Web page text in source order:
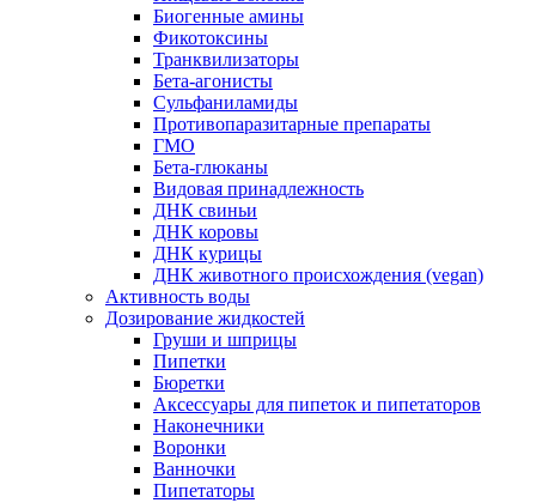
Биогенные амины
Фикотоксины
Транквилизаторы
Бета-агонисты
Сульфаниламиды
Противопаразитарные препараты
ГМО
Бета-глюканы
Видовая принадлежность
ДНК свиньи
ДНК коровы
ДНК курицы
ДНК животного происхождения (vegan)
Активность воды
Дозирование жидкостей
Груши и шприцы
Пипетки
Бюретки
Аксессуары для пипеток и пипетаторов
Наконечники
Воронки
Ванночки
Пипетаторы